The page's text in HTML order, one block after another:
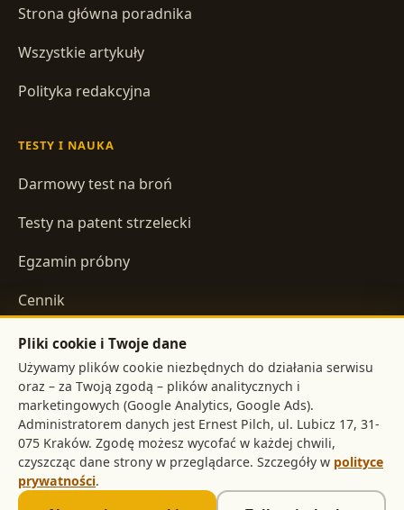
Strona główna poradnika
Wszystkie artykuły
Polityka redakcyjna
TESTY I NAUKA
Darmowy test na broń
Testy na patent strzelecki
Egzamin próbny
Cennik
INFORMACJE
Regulamin
Polityka prywatności
© . Treści mają charakter informacyjny i nie
Pliki cookie i Twoje dane
Używamy plików cookie niezbędnych do działania serwisu
oraz – za Twoją zgodą – plików analitycznych i
marketingowych (Google Analytics, Google Ads).
Administratorem danych jest
,
. Zgodę możesz wycofać w każdej chwili,
czyszcząc dane strony w przeglądarce. Szczegóły w polityce
prywatności.